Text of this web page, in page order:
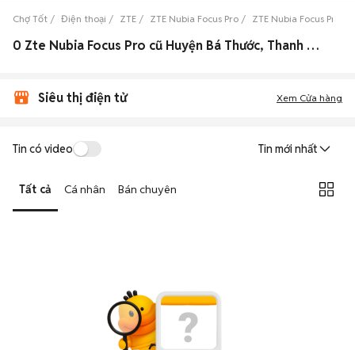
Chợ Tốt Điện thoại ZTE ZTE Nubia Focus Pro ZTE Nubia Focus Pro
0 Zte Nubia Focus Pro cũ Huyện Bá Thước, Thanh Hóa đẹp
Siêu thị điện tử Xem Cửa hàng
Tin có video Tin mới nhất
Tất cả Cá nhân Bán chuyên